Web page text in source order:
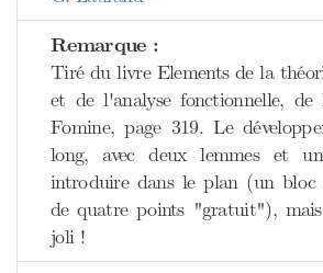
Remarque :
Tiré du livre Elements de la
et de l'analyse fonctionnelle, de
Fomine, page 319. Le
long, avec deux lemmes et
introduire dans le plan (un bloc
de quatre points "gratuit"),
joli !